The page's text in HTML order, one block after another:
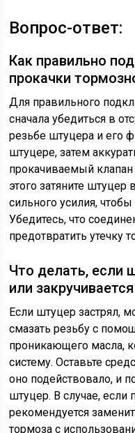
Вопрос-ответ:
Как правильно
прокачки
Для правильного
сначала убедиться в
резьбе штуцера и его
штуцере, затем
прокачиваемый
этого затяните
сильного усилия,
Убедитесь, что
предотвратить утечку
Что делать, если
или
Если штуцер застрял,
смазать резьбу с
проникающего масла,
систему. Оставьте
оно подействовало, и
штуцер. В случае, если
рекомендуется
тормоза с